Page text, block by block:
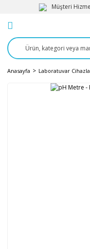
Müşteri
Anasayfa Laboratuvar